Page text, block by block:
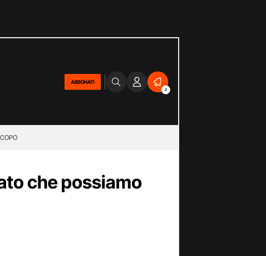
ABBONATI
2
che possiamo